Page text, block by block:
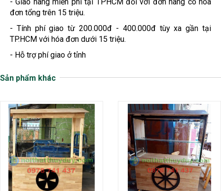
đơn tổng trên 15 triệu.
- Tính phí giao từ 200.000đ - 400.000đ tùy xa gần tại
TP.HCM với hóa đơn dưới 15 triệu.
- Hỗ trợ phí giao ở tỉnh
Sản phẩm khác